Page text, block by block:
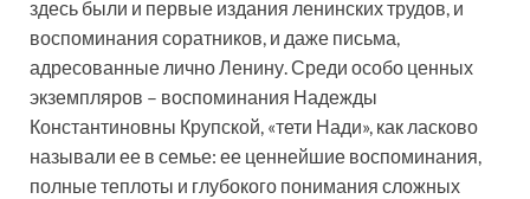
здесь были и первые издания ленинских трудов, и
воспоминания соратников, и даже письма,
адресованные лично Ленину. Среди особо ценных
экземпляров – воспоминания Надежды
Константиновны Крупской, «тети Нади», как ласково
называли ее в семье: ее ценнейшие воспоминания,
полные теплоты и глубокого понимания сложных